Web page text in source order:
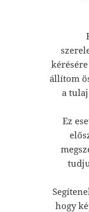
állítom
a
Ez
hogy